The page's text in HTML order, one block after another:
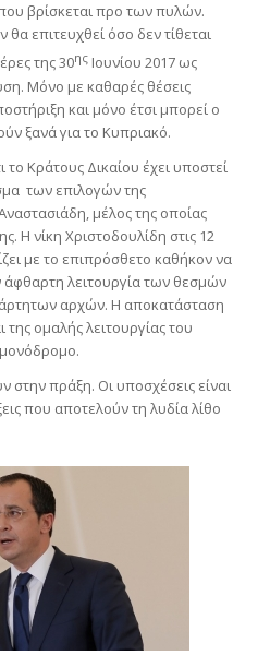
βρίσκεται προ των πυλών.
θα επιτευχθεί όσο δεν τίθεται
της 30ηςΙουνίου 2017 ως
Μόνο με καθαρές θέσεις
και μόνο έτσι μπορεί ο
ξανά για το Κυπριακό.
Κράτους Δικαίου έχει υποστεί
των επιλογών της
μέλος της οποίας
Η νίκη Χριστοδουλίδη στις 12
με το επιπρόσθετο καθήκον να
λειτουργία των θεσμών
αρχών. Η αποκατάσταση
ομαλής λειτουργίας του
πράξη. Οι υποσχέσεις είναι
που αποτελούν τη λυδία λίθο